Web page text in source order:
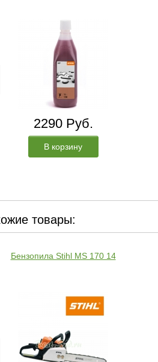
2290 Руб.
В корзину
товары:
Бензопила Stihl MS 170 14